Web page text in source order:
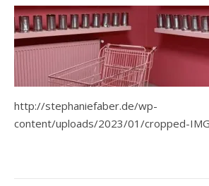
http://stephaniefaber.de/wp-
content/uploads/2023/01/cropped-